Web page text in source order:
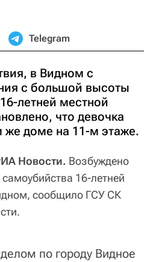
Telegram
в Видном с
с большой высоты
летней местной
что девочка
же доме на 11-м этаже.
Новости. Возбуждено
16-летней
сообщило ГСУ СК
по городу Видное